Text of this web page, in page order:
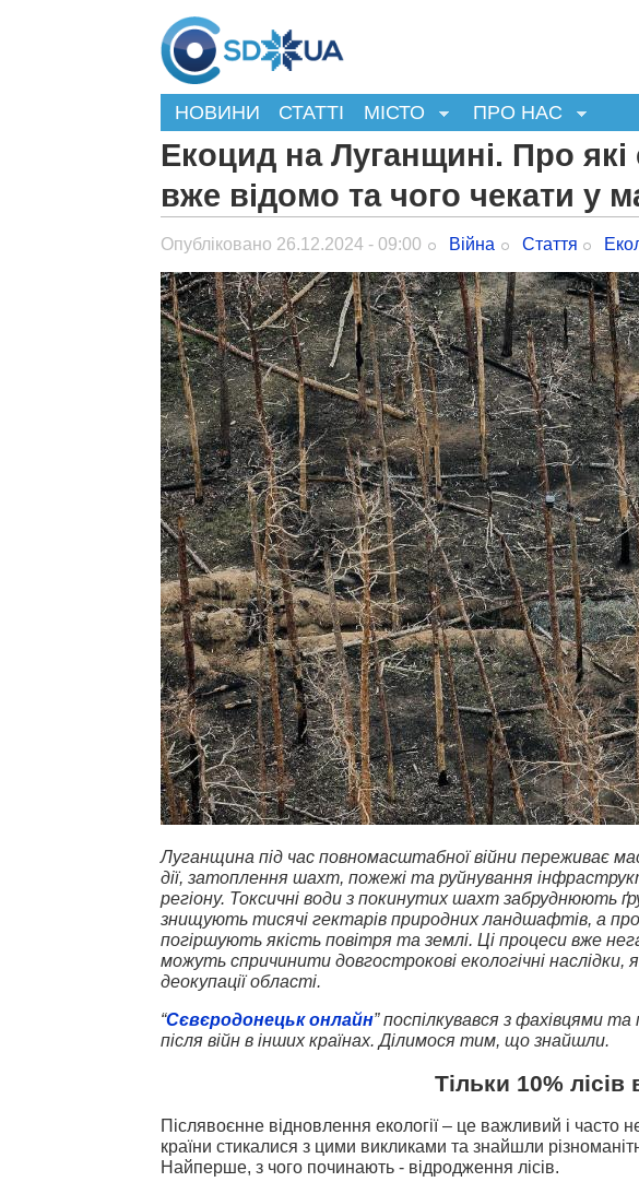
НОВИНИ СТАТТІ МІСТО ПРО НАС
Екоцид на Луганщині. Про які
вже відомо та чого чекати у
Опубліковано 26.12.2024 - 09:00 Війна Стаття
Луганщина під час повномасштабної війни переживає
дії, затоплення шахт, пожежі та руйнування
регіону. Токсичні води з покинутих шахт забруднюють
знищують тисячі гектарів природних ландшафтів, а
погіршують якість повітря та землі. Ці процеси вже
можуть спричинити довгострокові екологічні наслідки,
деокупації області.
“Сєвєродонецьк онлайн” поспілкувався з фахівцями та
після війн в інших країнах. Ділимося тим, що знайшли.
Тільки 10% лісів
Післявоєнне відновлення екології – це важливий і часто
країни стикалися з цими викликами та знайшли
Найперше, з чого починають - відродження лісів.